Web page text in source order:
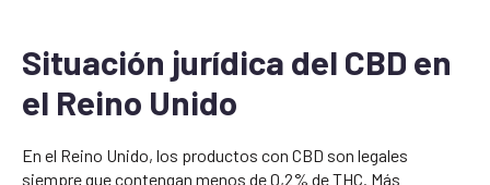
Situación jurídica del CBD en
el Reino Unido
En el Reino Unido, los productos con CBD son legales
siempre que contengan menos de 0,2% de THC. Más